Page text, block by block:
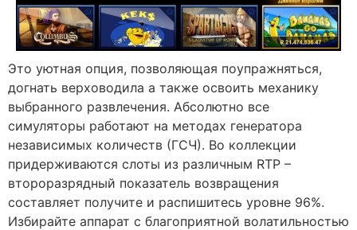
Это уютная опция, позволяющая поупражняться,
догнать верховодила а также освоить механику
выбранного развлечения. Абсолютно все
симуляторы работают на методах генератора
независимых количеств (ГСЧ). Во коллекции
придерживаются слоты из различным RTP –
второразрядный показатель возвращения
составляет получите и распишитесь уровне 96%.
Избирайте аппарат с благоприятной волатильностью